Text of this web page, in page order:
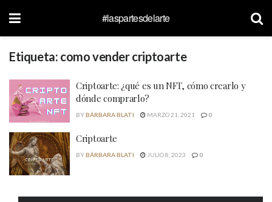
#laspartesdelarte
Etiqueta: como vender criptoarte
Criptoarte: ¿qué es un NFT, cómo crearlo y
dónde comprarlo?
BYBÁRBARA BLATI MARZO 21, 2021 0
Criptoarte
BYBÁRBARA BLATI JULIO 8, 2023 0